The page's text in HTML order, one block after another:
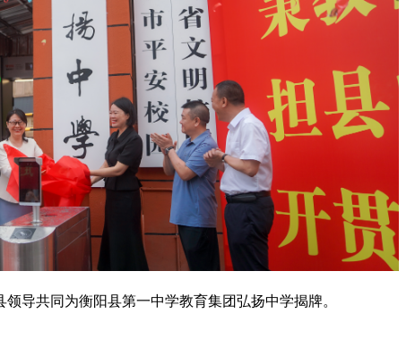
导共同为衡阳县第一中学教育集团弘扬中学揭牌。